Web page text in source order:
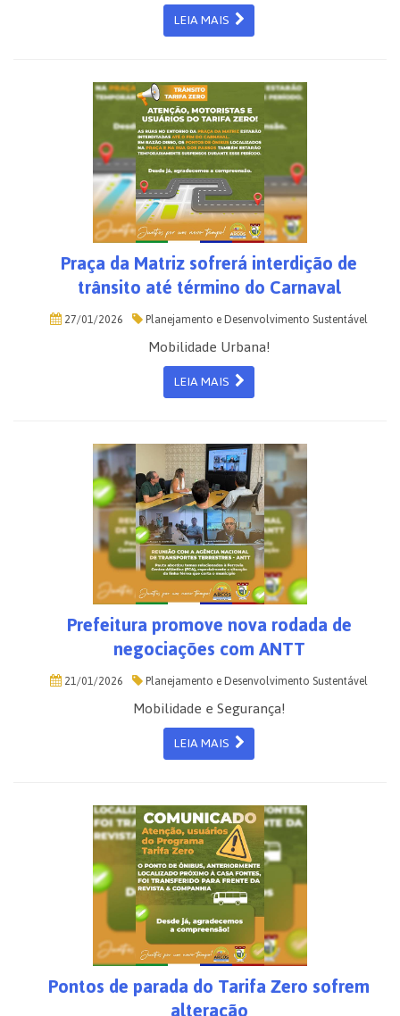
LEIA MAIS
Praça da Matriz sofrerá interdição de
trânsito até término do Carnaval
27/01/2026 Planejamento e Desenvolvimento Sustentável
Mobilidade Urbana!
LEIA MAIS
Prefeitura promove nova rodada de
negociações com ANTT
21/01/2026 Planejamento e Desenvolvimento Sustentável
Mobilidade e Segurança!
LEIA MAIS
Pontos de parada do Tarifa Zero sofrem